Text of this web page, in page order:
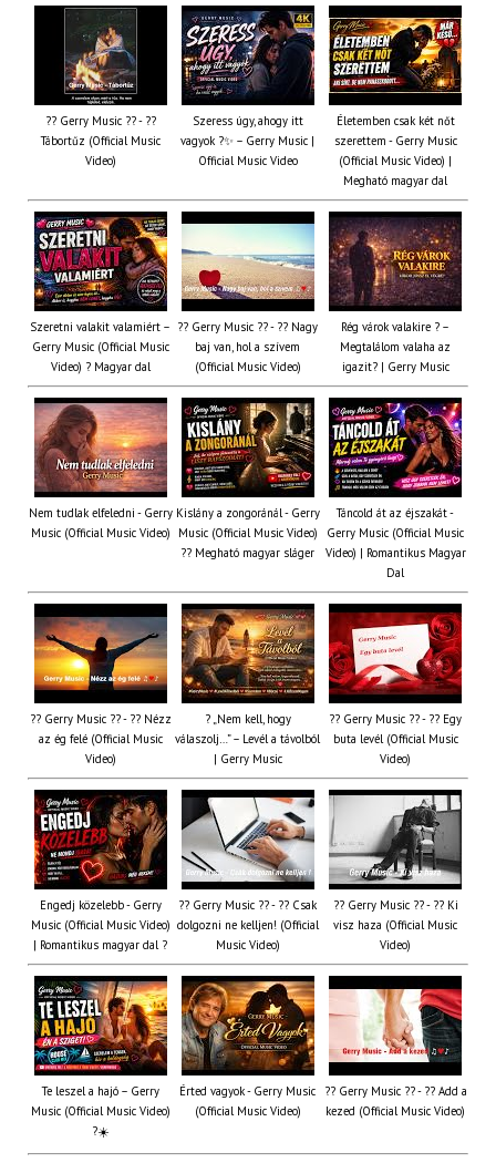
?? Gerry Music ?? - ??
Tábortűz (Official Music
Video)
Szeress úgy, ahogy itt
vagyok ?✨ – Gerry Music |
Official Music Video
Életemben csak két nőt
szerettem - Gerry Music
(Official Music Video) |
Megható magyar dal
Szeretni valakit valamiért –
Gerry Music (Official Music
Video) ? Magyar dal
?? Gerry Music ?? - ?? Nagy
baj van, hol a szívem
(Official Music Video)
Rég várok valakire ? –
Megtalálom valaha az
igazit? | Gerry Music
Nem tudlak elfeledni - Gerry
Music (Official Music Video)
Kislány a zongoránál - Gerry
Music (Official Music Video)
?? Megható magyar sláger
Táncold át az éjszakát -
Gerry Music (Official Music
Video) | Romantikus Magyar
Dal
?? Gerry Music ?? - ?? Nézz
az ég felé (Official Music
Video)
? „Nem kell, hogy
válaszolj…” – Levél a távolból
| Gerry Music
?? Gerry Music ?? - ?? Egy
buta levél (Official Music
Video)
Engedj közelebb - Gerry
Music (Official Music Video)
| Romantikus magyar dal ?
?? Gerry Music ?? - ?? Csak
dolgozni ne kelljen! (Official
Music Video)
?? Gerry Music ?? - ?? Ki
visz haza (Official Music
Video)
Te leszel a hajó – Gerry
Music (Official Music Video)
?☀️
Érted vagyok - Gerry Music
(Official Music Video)
?? Gerry Music ?? - ?? Add a
kezed (Official Music Video)